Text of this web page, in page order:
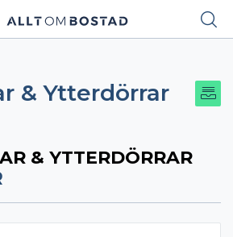
& Ytterdörrar
& YTTERDÖRRAR